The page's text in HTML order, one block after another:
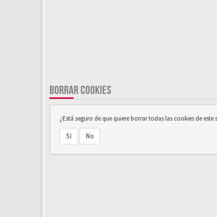
BORRAR COOKIES
¿Está seguro de que quiere borrar todas las cookies de este
Sí No